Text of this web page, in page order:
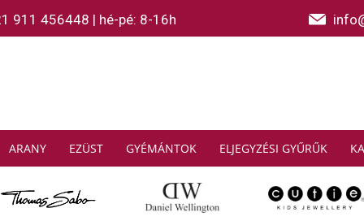
911 456448 | hé-pé: 8-16h
ARANY EZÜST GYÉMÁNTOK ELJEGYZÉSI GYŰRŰK